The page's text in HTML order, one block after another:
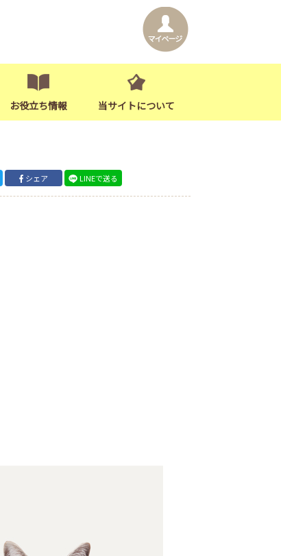
お役立ち情報 当サイトについて
シェア LINEで送る